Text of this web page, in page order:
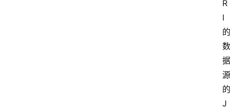
R
I
的
数
据
源
的
J